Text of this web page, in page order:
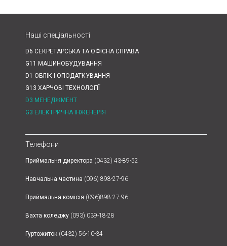
Наші спеціальності
D6 СЕКРЕТАРСЬКА ТА ОФІСНА СПРАВА
G11 МАШИНОБУДУВАННЯ
D1 ОБЛІК І ОПОДАТКУВАННЯ
G13 ХАРЧОВІ ТЕХНОЛОГІЇ
D3 МЕНЕДЖМЕНТ
G3 ЕЛЕКТРИЧНА ІНЖЕНЕРІЯ
Телефони
Приймальня директора (0432) 43-89-52
Навчальна частина (096) 898-27-96
Приймальна комісія (096)898-27-96
Вахта коледжу (093) 039-18-28
Гуртожиток (0432) 56-10-34